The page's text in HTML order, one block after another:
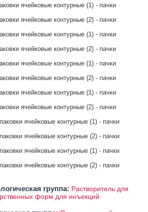
ячейковые контурные (1) - пачки
ячейковые контурные (2) - пачки
ячейковые контурные (1) - пачки
ячейковые контурные (2) - пачки
ячейковые контурные (1) - пачки
ячейковые контурные (2) - пачки
ячейковые контурные (1) - пачки
ячейковые контурные (2) - пачки
ячейковые контурные (1) - пачки
ячейковые контурные (2) - пачки
ячейковые контурные (1) - пачки
ячейковые контурные (2) - пачки
группа: Растворитель для
форм для инъекций